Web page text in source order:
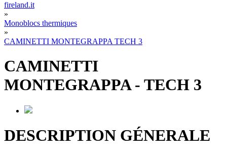
fireland.it
»
Monoblocs thermiques
»
CAMINETTI MONTEGRAPPA TECH 3
CAMINETTI
MONTEGRAPPA- TECH 3
DESCRIPTION GÉNERALE